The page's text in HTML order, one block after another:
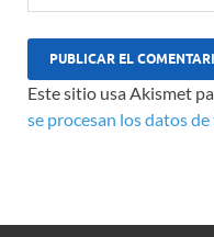
Este sitio usa Akismet
se procesan los datos